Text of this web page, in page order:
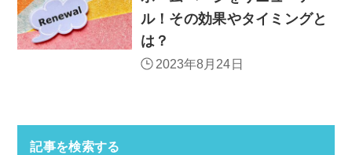
ル！その効果やタイミングと
は？
2023年8月24日
記事を検索する